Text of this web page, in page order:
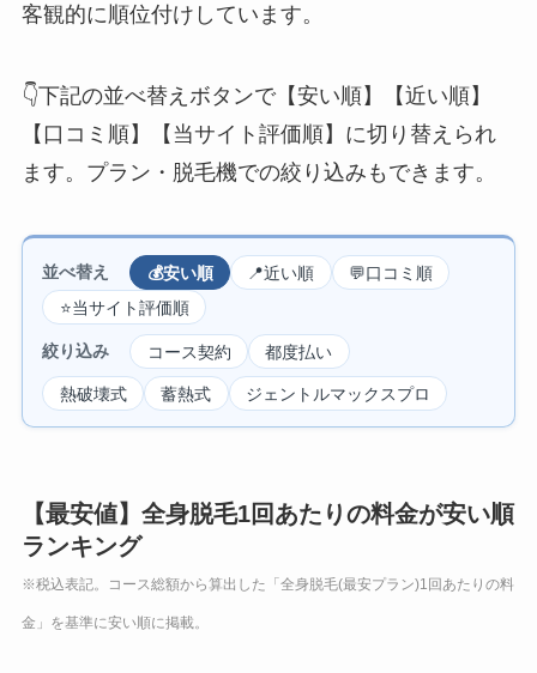
客観的に順位付けしています。
👇下記の並べ替えボタンで【安い順】【近い順】
【口コミ順】【当サイト評価順】に切り替えられ
ます。プラン・脱毛機での絞り込みもできます。
並べ替え 💰安い順 📍近い順
💬口コミ順
⭐当サイト評価順
絞り込み コース契約 都度払い
熱破壊式 蓄熱式 ジェントルマックスプロ
【最安値】全身脱毛1回あたりの料金が安い順
ランキング
※税込表記。コース総額から算出した「全身脱毛(最安プラン)1回あたりの料
金」を基準に安い順に掲載。